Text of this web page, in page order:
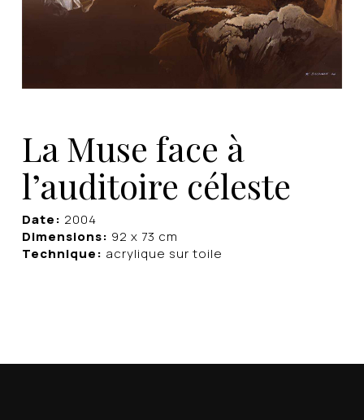
La Muse face à
l’auditoire céleste
Date: 2004
Dimensions: 92 x 73 cm
Technique: acrylique sur toile